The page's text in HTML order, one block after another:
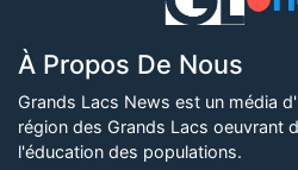
À Propos De Nous
Grands Lacs News est un média
région des Grands Lacs oeuvrant
l'éducation des populations.